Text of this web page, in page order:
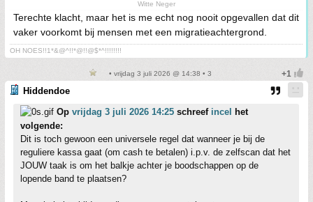
Witte Neger
Terechte klacht, maar het is me echt nog nooit opgevallen dat dit
vaker voorkomt bij mensen met een migratieachtergrond.
OH NOES!!1*&@^!!*@!!@$*^!!!!!!!!
• vrijdag 3 juli 2026 @ 14:38 • 3
Hiddendoe
Op vrijdag 3 juli 2026 14:25 schreef incel
het
volgende:
Dit is toch gewoon een universele regel dat wanneer je bij de
reguliere kassa gaat (om cash te betalen) i.p.v. de zelfscan dat het
JOUW taak is om het balkje achter je boodschappen op de
lopende band te plaatsen?